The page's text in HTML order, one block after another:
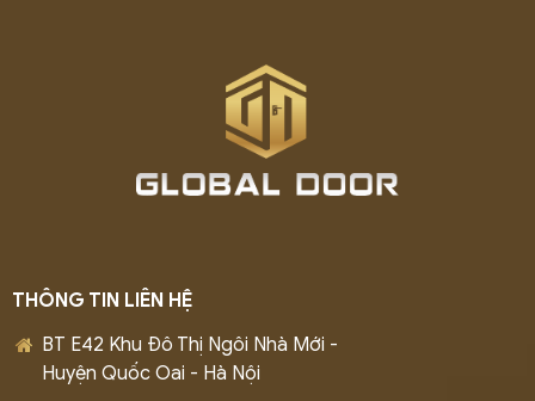
THÔNG TIN LIÊN HỆ
BT E42 Khu Đô Thị Ngôi Nhà Mới -
Huyện Quốc Oai - Hà Nội